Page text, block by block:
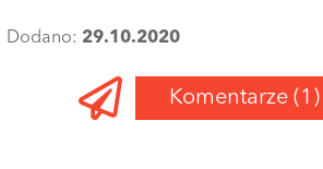
Dodano: 29.10.2020
Komentarze (1)